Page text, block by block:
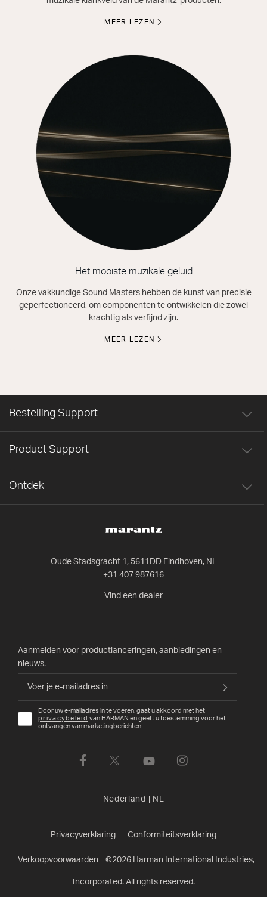
MEER LEZEN
Het mooiste muzikale geluid
Onze vakkundige Sound Masters hebben de kunst van precisie
geperfectioneerd, om componenten te ontwikkelen die zowel
krachtig als verfijnd zijn.
MEER LEZEN
Oude Stadsgracht 1, 5611DD Eindhoven, NL
+31 407 987616
Vind een dealer
Bestelling Support
Product Support
Ontdek
Aanmelden voor productlanceringen, aanbiedingen en
nieuws.
Door uw e-mailadres in te voeren, gaat u akkoord met het
privacybeleid van HARMAN en geeft u toestemming voor het
ontvangen van marketingberichten.
Nederland NL
Privacyverklaring Conformiteitsverklaring
Verkoopvoorwaarden ©2026Harman International Industries,
Incorporated. All rights reserved.